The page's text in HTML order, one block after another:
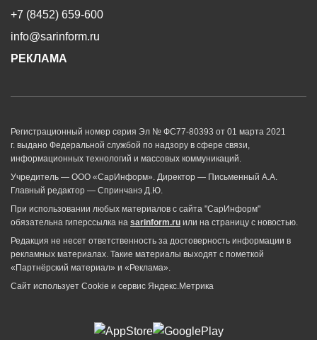
+7 (8452) 659-600
info@sarinform.ru
РЕКЛАМА
Регистрационный номер серия Эл № ФС77-80393 от 01 марта 2021
г. выдано Федеральной службой по надзору в сфере связи,
информационных технологий и массовых коммуникаций.
Учредитель — ООО «СарИнформ». Директор — Письменный А.А.
Главный редактор — Спринчанэ Д.Ю.
При использовании любых материалов с сайта "СарИнформ"
обязательна гиперссылка на sarinform.ru или на страницу с новостью.
Редакция не несет ответственность за достоверность информации в
рекламных материалах. Такие материалы выходят с пометкой
«Партнёрский материал» и «Реклама».
Сайт использует Cookie и сервиc Яндекс.Метрика